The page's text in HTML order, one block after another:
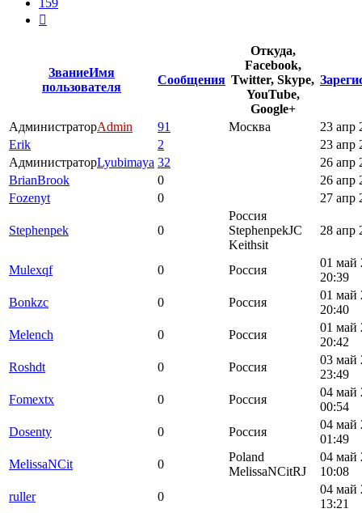
159
ЗваниеИмя
пользователя
Сообщения
Откуда,
Facebook,
Twitter, Skype,
YouTube,
Google+
АдминистраторAdmin 91 Москва
23 апр
Erik
2
23 апр
АдминистраторLyubimaya 32
26 апр
BrianBrook
0
26 апр
Fozenyt
0 27 апр
Stephenpek 0
Россия
StephenpekJC
Keithsit
28 апр
Mulexqf 0 Россия
01 май
20:39
Bonkzc
0 Россия
01 май
20:40
Melench
0 Россия
01 май
20:42
Roshdt
0 Россия
03 май
23:49
Fomextx
0 Россия
04 май
00:54
Dosenty
0 Россия
04 май
01:49
MelissaNCit
0
Poland
MelissaNCitRJ
04 май
10:08
ruller
0
04 май
13:21